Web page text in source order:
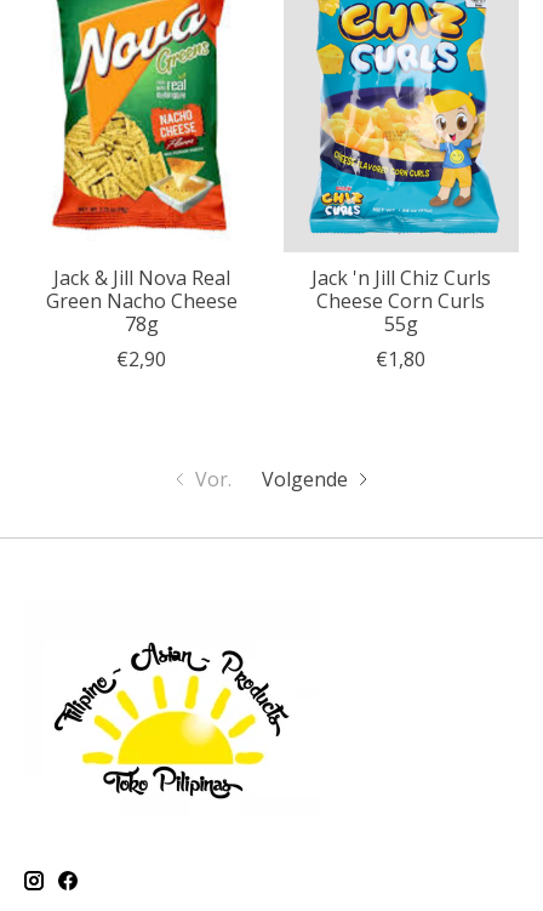
Jack & Jill Nova Real
Green Nacho Cheese
78g
€2,90
Jack 'n Jill Chiz Curls
Cheese Corn Curls
55g
€1,80
Vor. Volgende